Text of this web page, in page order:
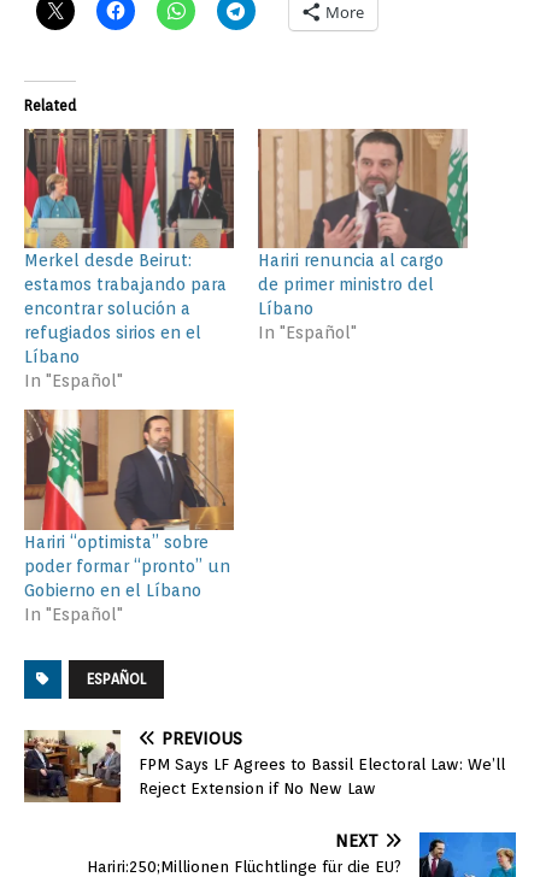
More
Related
Merkel desde Beirut:
estamos trabajando para
encontrar solución a
refugiados sirios en el
Líbano
In "Español"
Hariri renuncia al cargo
de primer ministro del
Líbano
In "Español"
Hariri “optimista” sobre
poder formar “pronto” un
Gobierno en el Líbano
In "Español"
ESPAÑOL
PREVIOUS
FPM Says LF Agrees to Bassil Electoral Law: We’ll
Reject Extension if No New Law
NEXT
Hariri:250;Millionen Flüchtlinge für die EU?